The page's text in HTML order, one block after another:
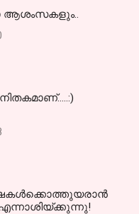
ആശംസകളും..
എന്നാശിയ്ക്കുന്നു!